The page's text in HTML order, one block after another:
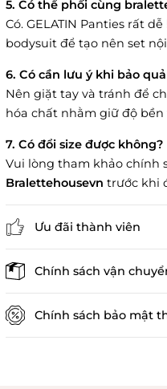
5. Có thể phối cùng
Có. GELATIN Panties rất
bodysuit để tạo nên set
6. Có cần lưu ý khi bảo
Nên giặt tay và tránh để
hóa chất nhằm giữ độ bền
7. Có đổi size được không?
Vui lòng tham khảo chính
Bralettehousevn trước khi
Ưu đãi thành viên
Chính sách vận
Chính sách bảo mật